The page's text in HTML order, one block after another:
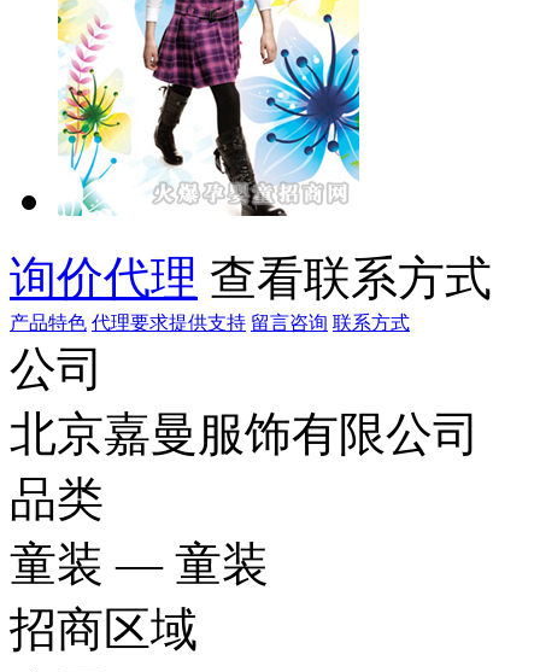
询价代理 查看联系方式
产品特色 代理要求提供支持 留言咨询 联系方式
公司
北京嘉曼服饰有限公司
品类
童装 — 童装
招商区域